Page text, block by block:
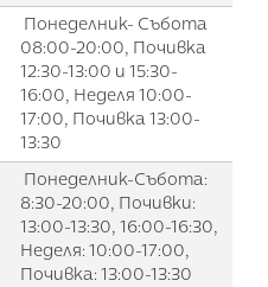
Понеделник- Събота
08:00-20:00, Почивка
12:30-13:00 и 15:30-
16:00, Неделя 10:00-
17:00, Почивка 13:00-
13:30
Понеделник-Събота:
8:30-20:00, Почивки:
13:00-13:30, 16:00-16:30,
Неделя: 10:00-17:00,
Почивка: 13:00-13:30